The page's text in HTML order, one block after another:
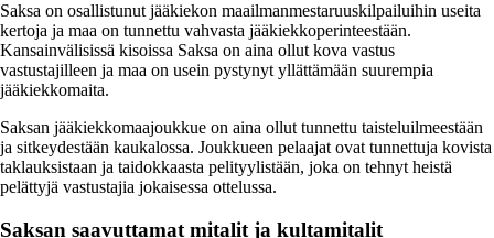
Saksa on osallistunut jääkiekon maailmanmestaruuskilpailuihin useita
kertoja ja maa on tunnettu vahvasta jääkiekkoperinteestään.
Kansainvälisissä kisoissa Saksa on aina ollut kova vastus
vastustajilleen ja maa on usein pystynyt yllättämään suurempia
jääkiekkomaita.
Saksan jääkiekkomaajoukkue on aina ollut tunnettu taisteluilmeestään
ja sitkeydestään kaukalossa. Joukkueen pelaajat ovat tunnettuja kovista
taklauksistaan ja taidokkaasta pelityylistään, joka on tehnyt heistä
pelättyjä vastustajia jokaisessa ottelussa.
Saksan saavuttamat mitalit ja kultamitalit